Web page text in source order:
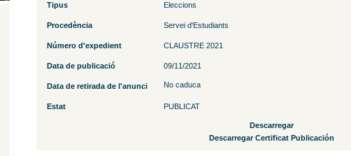
Tipus Eleccions
Procedència Servei d'Estudiants
Número d'expedient CLAUSTRE 2021
Data de publicació 09/11/2021
Data de retirada de l'anunci No caduca
Estat PUBLICAT
Descarregar
Descarregar Certificat Publicación